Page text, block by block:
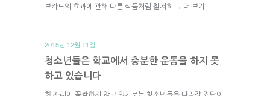
보카도의 효과에 관해 다른 식품처럼 철저히
→ 더 보기
2015년 12월 11일.
청소년들은 학교에서 충분한 운동을 하지 못
하고 있습니다